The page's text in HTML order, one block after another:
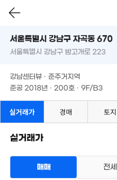
1.46억
필터 매물 탐색
서울시 강남구 자곡동 670
준공 2018년 · 200호 · 9F/B3
서울특별시 강남구 자곡동 670
서울특별시 강남구 밤고개로 223
강남센터뷰 · 준주거지역
준공 2018년 · 200호 · 9F/B3
실거래가 경매 토지
실거래가
매매 전세